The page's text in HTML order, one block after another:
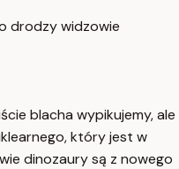
drodzy widzowie
blacha wypikujemy, ale
który jest w
dinozaury są z nowego